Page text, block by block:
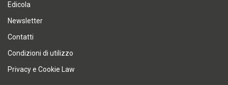
Edicola
Newsletter
Contatti
Condizioni di utilizzo
Privacy e Cookie Law